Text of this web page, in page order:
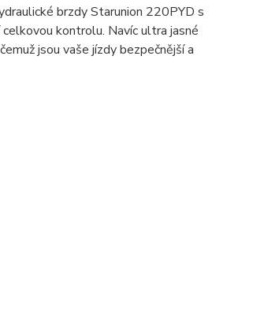
brzdy Starunion 220PYD s
kontrolu. Navíc ultra jasné
jsou vaše jízdy bezpečnější a